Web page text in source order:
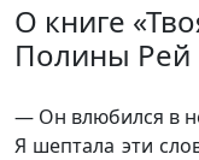
О книге
Полины Рей
— Он влюбился в
Я шептала эти